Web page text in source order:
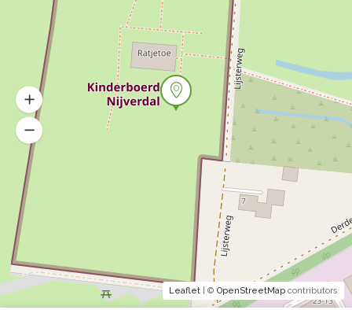
Leaflet | © OpenStreetMap contributors